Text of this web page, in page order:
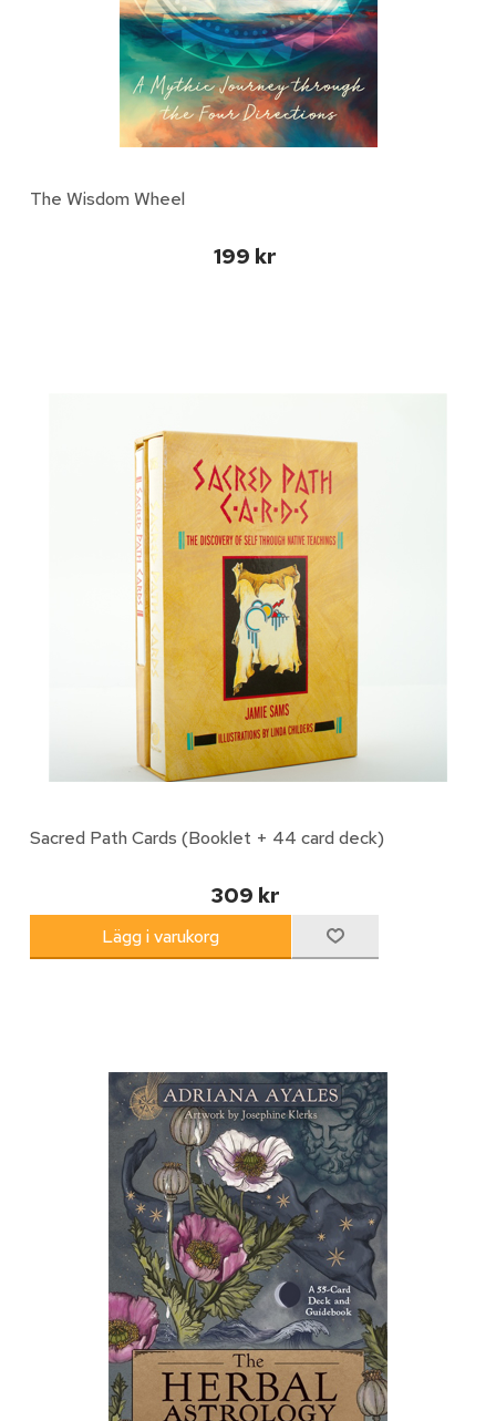
The Wisdom Wheel
199 kr
Sacred Path Cards (Booklet + 44 card deck)
309 kr